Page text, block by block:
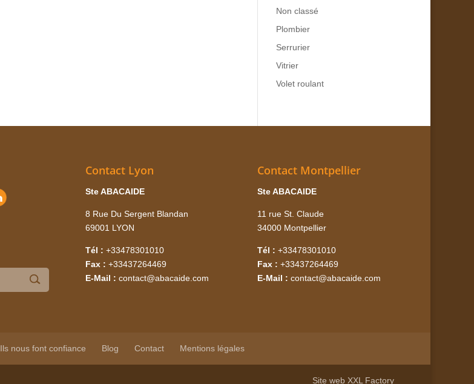
Non classé
Plombier
Serrurier
Vitrier
Volet roulant
Contact Lyon
Ste ABACAIDE
8 Rue Du Sergent Blandan
69001 LYON
Tél : +33478301010
Fax : +33437264469
E-Mail : contact@abacaide.com
Contact Montpellier
Ste ABACAIDE
11 rue St. Claude
34000 Montpellier
Tél : +33478301010
Fax :+33437264469
E-Mail : contact@abacaide.com
Ils nous font confiance Blog Contact Mentions légales
Site web XXL Factory